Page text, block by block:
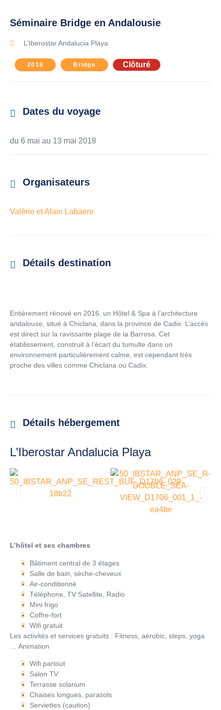
Séminaire Bridge en Andalousie
L’Iberostar Andalucia Playa
2018 Bridge Clôturé
Dates du voyage
du 6 mai au 13 mai 2018
Organisateurs
Valérie et Alain Labaere
Détails destination
Entièrement rénové en 2016, un Hôtel & Spa à l’architecture
andalouse, situé à Chiclana, dans la province de Cadix. L’accès
est direct sur la ravissante plage de la Barrosa. Cet
établissement, construit à l’écart du tumulte dans un
environnement particulièrement calme, est cependant très
proche des villes comme Chiclana ou Cadix.
Détails hébergement
L’Iberostar Andalucia Playa
L’hôtel et ses chambres
Bâtiment central de 3 étages
Salle de bain, sèche-cheveux
Air-conditionné
Téléphone, TV Satellite, Radio
Mini frigo
Coffre-fort
Wifi gratuit
Les activités et services gratuits : Fitness, aérobic, steps, yoga
… Animation
Wifi partout
Salon TV
Terrasse solarium
Chaises longues, parasols
Serviettes (caution)